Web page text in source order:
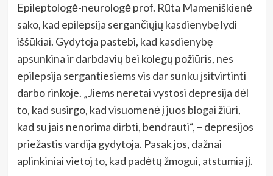
Epileptologė-neurologė prof. Rūta Mameniškienė
sako, kad epilepsija sergančiųjų kasdienybę lydi
iššūkiai. Gydytoja pastebi, kad kasdienybę
apsunkina ir darbdavių bei kolegų požiūris, nes
epilepsija sergantiesiems vis dar sunku įsitvirtinti
darbo rinkoje. „Jiems neretai vystosi depresija dėl
to, kad susirgo, kad visuomenė į juos blogai žiūri,
kad su jais nenorima dirbti, bendrauti“, – depresijos
priežastis vardija gydytoja. Pasak jos, dažnai
aplinkiniai vietoj to, kad padėtų žmogui, atstumia jį.